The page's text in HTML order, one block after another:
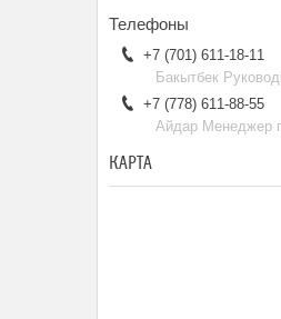
+7 (701) 611-18-11
Бакытбек
+7 (778) 611-88-55
Айдар Менеджер
КАРТА